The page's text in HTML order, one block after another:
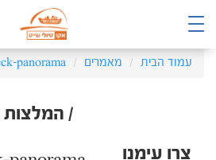
עמוד הבית מאמרים panorama
/ המלצות
צרו עימנו